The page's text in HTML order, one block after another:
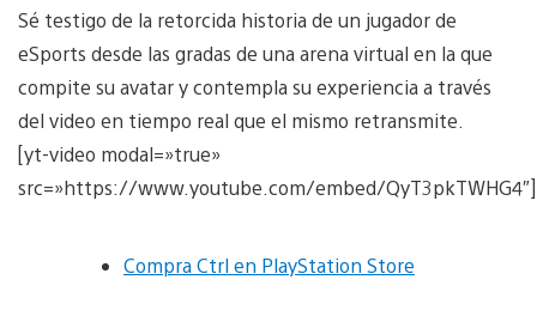
Sé testigo de la retorcida historia de un jugador de
eSports desde las gradas de una arena virtual en la que
compite su avatar y contempla su experiencia a través
del video en tiempo real que el mismo retransmite.
[yt-video modal=»true»
src=»https://www.youtube.com/embed/QyT3pkTWHG4″]
Compra Ctrl en PlayStation Store